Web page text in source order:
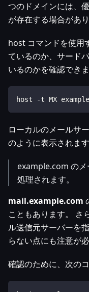
つのドメインには、
が存在する場合があり
host コマンドを使用
ているのか、サード
いるのかを確認できま
host -t MX
ローカルのメールサ
のように表示されます
example.com の
処理されます。
mail.example.com
こともあります。 さ
ル送信元サーバーを
らない点にも注意が必
確認のために、次の